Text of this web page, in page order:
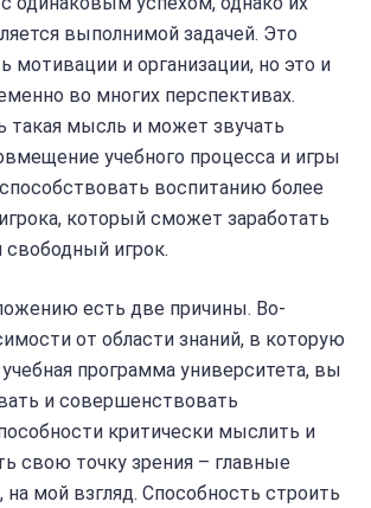
выполнимой задачей. Это
мотивации и организации, но это и
во многих перспективах.
такая мысль и может звучать
учебного процесса и игры
воспитанию более
который сможет заработать
игрок.
есть две причины. Во-
от области знаний, в которую
программа университета, вы
и совершенствовать
критически мыслить и
свою точку зрения – главные
на мой взгляд. Способность строить